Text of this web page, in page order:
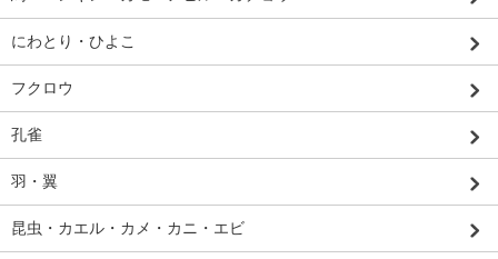
にわとり・ひよこ
フクロウ
孔雀
羽・翼
昆虫・カエル・カメ・カニ・エビ